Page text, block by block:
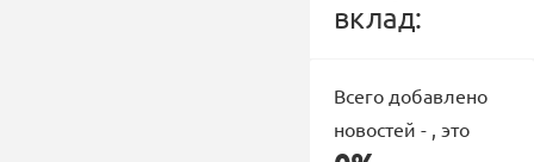
вклад:
Всего добавлено
новостей - , это